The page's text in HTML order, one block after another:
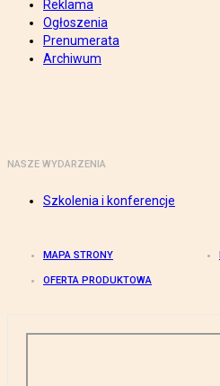
Reklama
Ogłoszenia
Prenumerata
Archiwum
NASZE WYDARZENIA
Szkolenia i konferencje
MAPA STRONY
OFERTA PRODUKTOWA